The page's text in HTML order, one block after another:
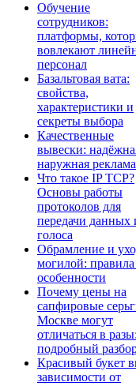
Обучение
сотрудников:
платформы,
вовлекают
персонал
Базальтовая вата:
свойства,
характеристики и
секреты выбора
Качественные
вывески:
наружная реклама
Что такое IP TCP?
Основы работы
протоколов для
передачи данных
голоса
Обрамление и
могилой:
особенности
Почему цены на
сапфировые
Москве могут
отличаться в разы:
подробный
Красивый букет
зависимости от